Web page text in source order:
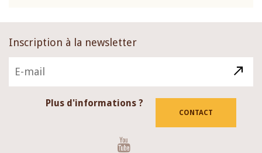
Inscription à la newsletter
Plus d'informations ?
CONTACT